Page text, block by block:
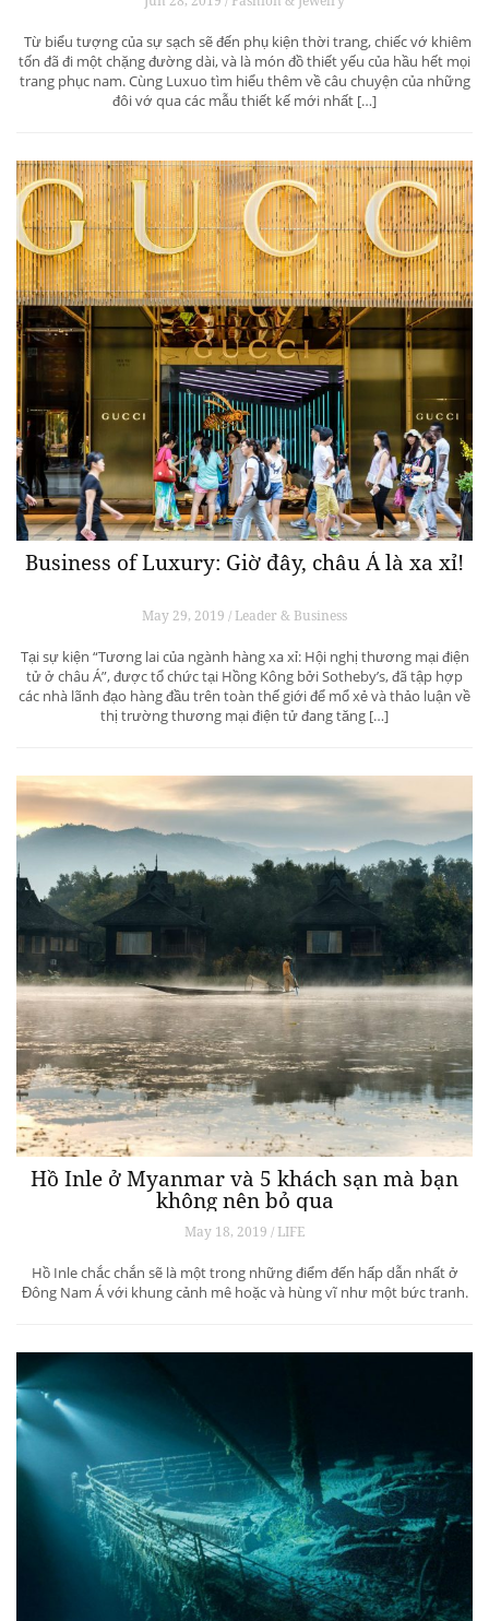
Từ biểu tượng của sự sạch sẽ đến phụ kiện thời trang, chiếc vớ khiêm
tốn đã đi một chặng đường dài, và là món đồ thiết yếu của hầu hết mọi
trang phục nam. Cùng Luxuo tìm hiểu thêm về câu chuyện của những
đôi vớ qua các mẫu thiết kế mới nhất […]
Business of Luxury: Giờ đây, châu Á là xa xỉ!
May 29, 2019 / Leader & Business
Tại sự kiện “Tương lai của ngành hàng xa xỉ: Hội nghị thương mại điện
tử ở châu Á”, được tổ chức tại Hồng Kông bởi Sotheby’s, đã tập hợp
các nhà lãnh đạo hàng đầu trên toàn thế giới để mổ xẻ và thảo luận về
thị trường thương mại điện tử đang tăng […]
Hồ Inle ở Myanmar và 5 khách sạn mà bạn
không nên bỏ qua
May 18, 2019 / LIFE
Hồ Inle chắc chắn sẽ là một trong những điểm đến hấp dẫn nhất ở
Đông Nam Á với khung cảnh mê hoặc và hùng vĩ như một bức tranh.